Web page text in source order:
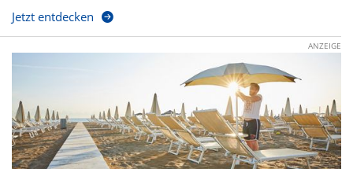
Jetzt entdecken
ANZEIGE